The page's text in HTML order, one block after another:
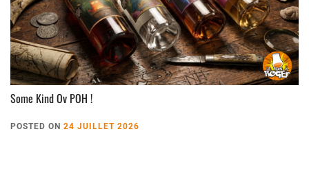
Some Kind Ov POH !
POSTED ON 24 JUILLET 2026